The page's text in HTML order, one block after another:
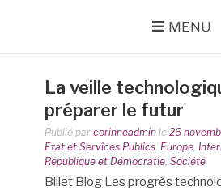
MENU
La veille
préparer le futur
Publié par corinneadmin le 26
Etat et Services Publics, Europe,
République et Démocratie, Société
Billet Blog Les progrès